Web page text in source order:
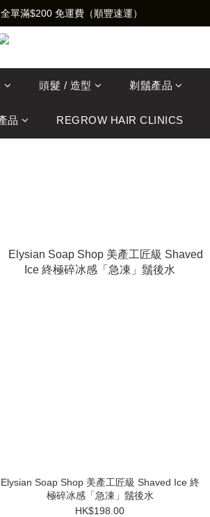
單滿$200 免運費（順豐速運）
頭髮 / 造型 剃鬚產品
品 REGROW HAIR CLINICS
Elysian Soap Shop 美產工匠級 Shaved Ice 終
極碎冰感「急凍」鬚後水
HK$198.00